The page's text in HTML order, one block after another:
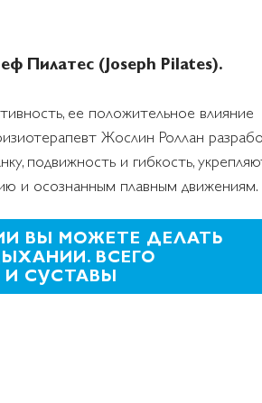
Пилатес (Joseph Pilates).
ее положительное влияние
Жослин Роллан
подвижность и гибкость,
и осознанным плавным движениям.
ВЫ МОЖЕТЕ ДЕЛАТЬ
ВСЕГО
СУСТАВЫ